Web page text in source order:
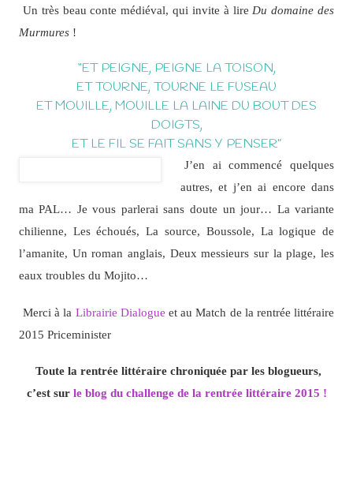
Un très beau conte médiéval, qui invite à lire Du domaine des
Murmures!
“ET PEIGNE, PEIGNE LA TOISON,
ET TOURNE, TOURNE LE FUSEAU
ET MOUILLE, MOUILLE LA LAINE DU BOUT DES
DOIGTS,
ET LE FIL SE FAIT SANS Y PENSER”
J’en ai commencé quelques
autres, et j’en ai encore dans
ma PAL… Je vous parlerai sans doute un jour… La variante
chilienne, Les échoués, La source, Boussole, La logique de
l’amanite, Un roman anglais, Deux messieurs sur la plage, les
eaux troubles du Mojito…
Merci à la Librairie Dialogue et au Match de la rentrée littéraire
2015 Priceminister
Toute la rentrée littéraire chroniquée par les blogueurs,
c’est sur le blog du challenge de la rentrée littéraire 2015 !